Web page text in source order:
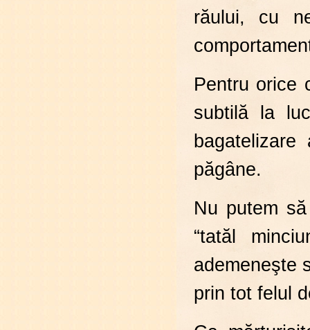
răului, cu
Pentru orice
subtilă la
păgâne.
Nu putem
“tatăl
ademeneşte
prin tot felul